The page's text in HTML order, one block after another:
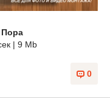
| 9 Mb
0